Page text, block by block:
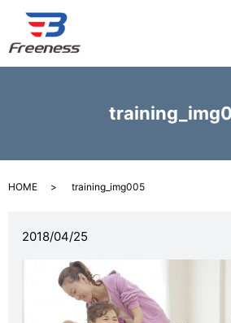
HOME training_img005
2018/04/25